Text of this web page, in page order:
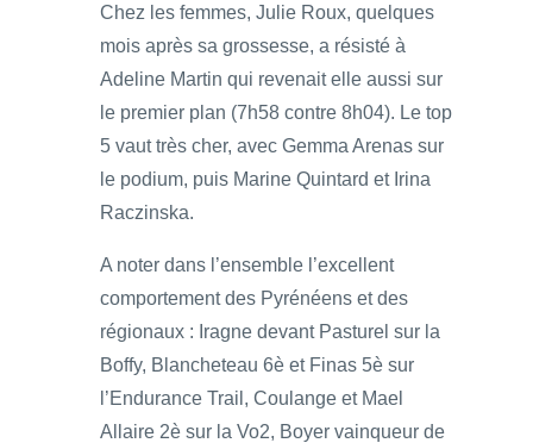
Chez les femmes, Julie Roux, quelques
mois après sa grossesse, a résisté à
Adeline Martin qui revenait elle aussi sur
le premier plan (7h58 contre 8h04). Le top
5 vaut très cher, avec Gemma Arenas sur
le podium, puis Marine Quintard et Irina
Raczinska.
A noter dans l’ensemble l’excellent
comportement des Pyrénéens et des
régionaux : Iragne devant Pasturel sur la
Boffy, Blancheteau 6è et Finas 5è sur
l’Endurance Trail, Coulange et Mael
Allaire 2è sur la Vo2, Boyer vainqueur de